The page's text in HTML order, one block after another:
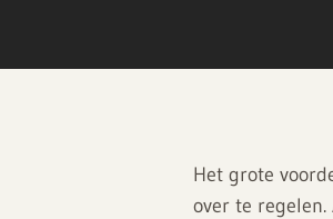
Het grote
over te